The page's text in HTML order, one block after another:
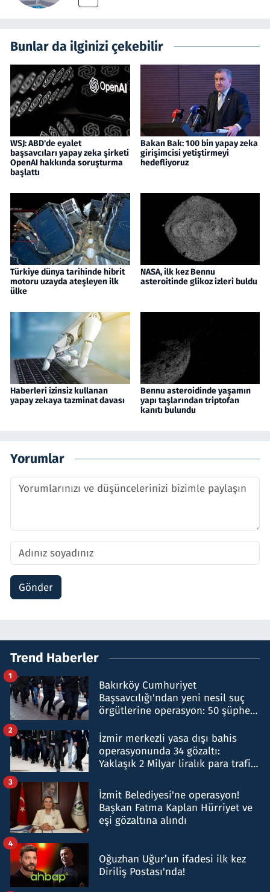
Bunlar da ilginizi çekebilir
WSJ: ABD'de eyalet
başsavcıları yapay zeka şirketi
OpenAI hakkında soruşturma
başlattı
Bakan Bak: 100 bin yapay zeka
girişimcisi yetiştirmeyi
hedefliyoruz
Türkiye dünya tarihinde hibrit
motoru uzayda ateşleyen ilk
ülke
NASA, ilk kez Bennu
asteroitinde glikoz izleri buldu
Haberleri izinsiz kullanan
yapay zekaya tazminat davası
Bennu asteroidinde yaşamın
yapı taşlarından triptofan
kanıtı bulundu
Yorumlar
Gönder
Trend Haberler
Bakırköy Cumhuriyet
Başsavcılığı'ndan yeni nesil suç
örgütlerine operasyon: 50 şüpheli
1
İzmir merkezli yasa dışı bahis
operasyonunda 34 gözaltı:
Yaklaşık 2 Milyar liralık para trafiği
2
İzmit Belediyesi'ne operasyon!
Başkan Fatma Kaplan Hürriyet ve
eşi gözaltına alındı
3
Oğuzhan Uğur’un ifadesi ilk kez
Diriliş Postası'nda!
4